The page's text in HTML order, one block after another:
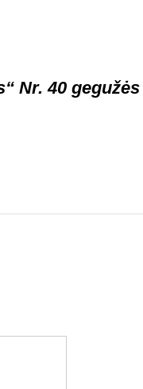
Nr. 40 gegužės